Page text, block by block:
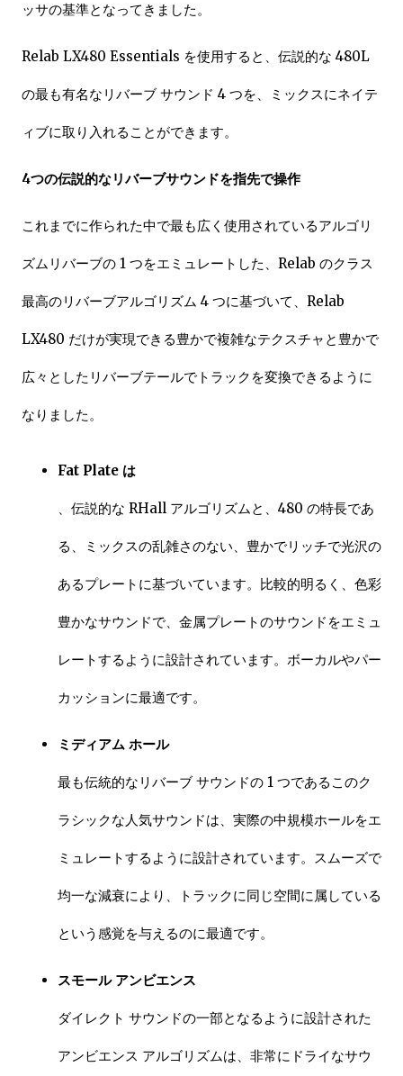
ッサの基準となってきました。
Relab LX480 Essentials を使用すると、伝説的な 480L
の最も有名なリバーブ サウンド 4 つを、ミックスにネイテ
ィブに取り入れることができます。
4つの伝説的なリバーブサウンドを指先で操作
これまでに作られた中で最も広く使用されているアルゴリ
ズムリバーブの 1 つをエミュレートした、Relab のクラス
最高のリバーブアルゴリズム 4 つに基づいて、Relab
LX480 だけが実現できる豊かで複雑なテクスチャと豊かで
広々としたリバーブテールでトラックを変換できるように
なりました。
Fat Plate は
、伝説的な RHall アルゴリズムと、480 の特長であ
る、ミックスの乱雑さのない、豊かでリッチで光沢の
あるプレートに基づいています。比較的明るく、色彩
豊かなサウンドで、金属プレートのサウンドをエミュ
レートするように設計されています。ボーカルやパー
カッションに最適です。
ミディアム ホール
最も伝統的なリバーブ サウンドの 1 つであるこのク
ラシックな人気サウンドは、実際の中規模ホールをエ
ミュレートするように設計されています。スムーズで
均一な減衰により、トラックに同じ空間に属している
という感覚を与えるのに最適です。
スモール アンビエンス
ダイレクト サウンドの一部となるように設計された
アンビエンス アルゴリズムは、非常にドライなサウ